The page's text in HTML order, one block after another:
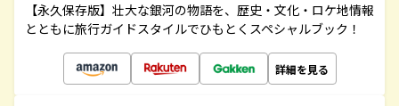
【永久保存版】壮大な銀河の物語を、歴史・文化・ロケ地情報
とともに旅行ガイドスタイルでひもとくスペシャルブック！
詳細を見る